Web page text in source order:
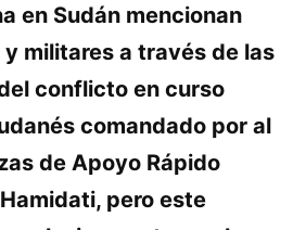
en Sudán mencionan
militares a través de las
conflicto en curso
comandado por al
de Apoyo Rápido
pero este